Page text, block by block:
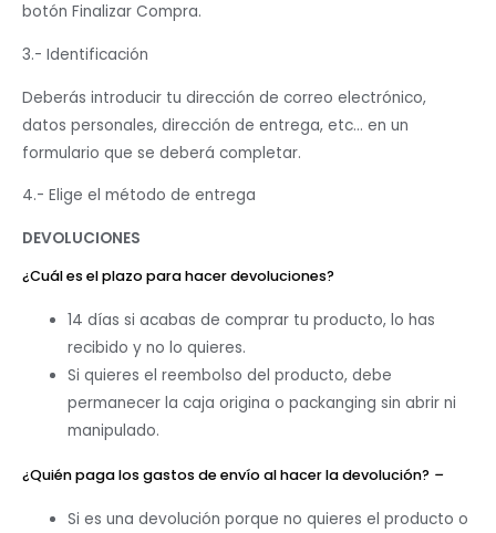
botón Finalizar Compra.
3.- Identificación
Deberás introducir tu dirección de correo electrónico,
datos personales, dirección de entrega, etc… en un
formulario que se deberá completar.
4.- Elige el método de entrega
DEVOLUCIONES
¿Cuál es el plazo para hacer devoluciones?
14 días si acabas de comprar tu producto, lo has
recibido y no lo quieres.
Si quieres el reembolso del producto, debe
permanecer la caja origina o packanging sin abrir ni
manipulado.
¿Quién paga los gastos de envío al hacer la devolución? –
Si es una devolución porque no quieres el producto o